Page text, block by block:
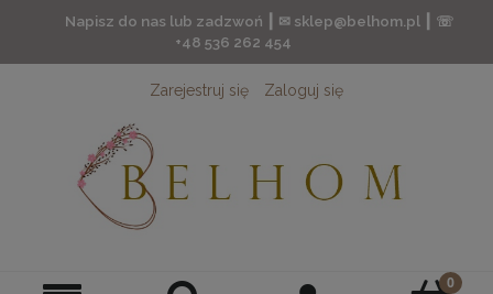
Napisz do nas lub zadzwoń ┃ ✉ sklep@belhom.pl ┃ ☏
+48 536 262 454
Zarejestruj się Zaloguj się